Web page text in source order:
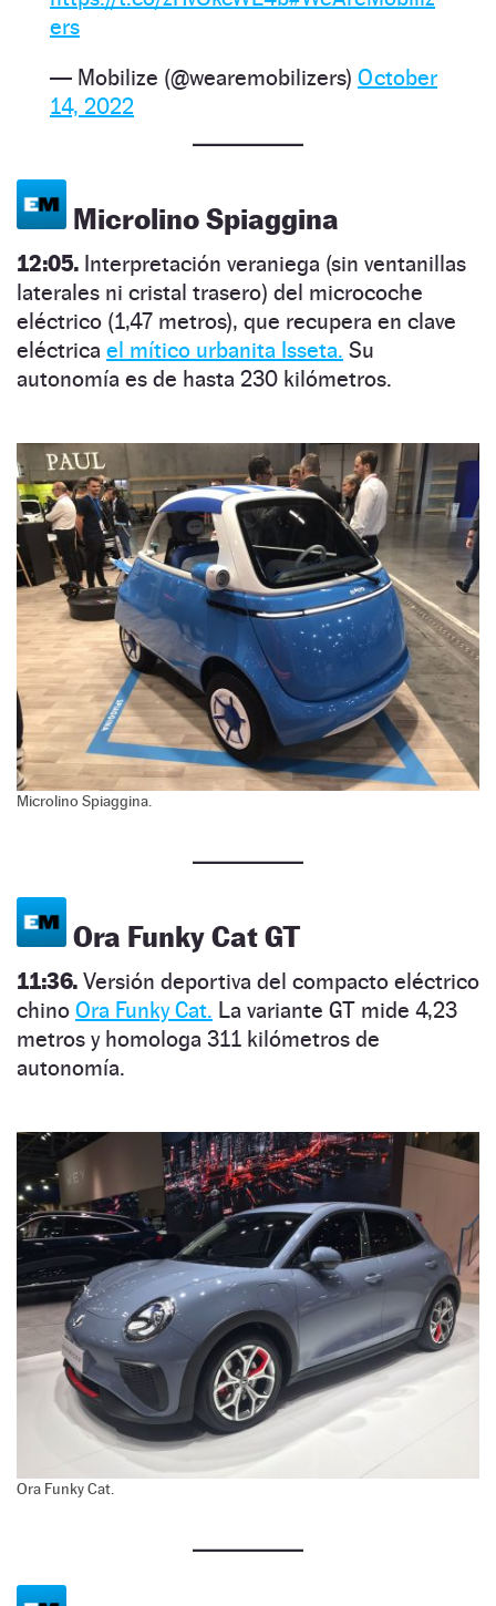
ers
— Mobilize (@wearemobilizers) October
14, 2022
Microlino Spiaggina
12:05. Interpretación veraniega (sin ventanillas
laterales ni cristal trasero) del microcoche
eléctrico (1,47 metros), que recupera en clave
eléctrica el mítico urbanita Isseta. Su
autonomía es de hasta 230 kilómetros.
Microlino Spiaggina.
Ora Funky Cat GT
11:36. Versión deportiva del compacto eléctrico
chino Ora Funky Cat. La variante GT mide 4,23
metros y homologa 311 kilómetros de
autonomía.
Ora Funky Cat.